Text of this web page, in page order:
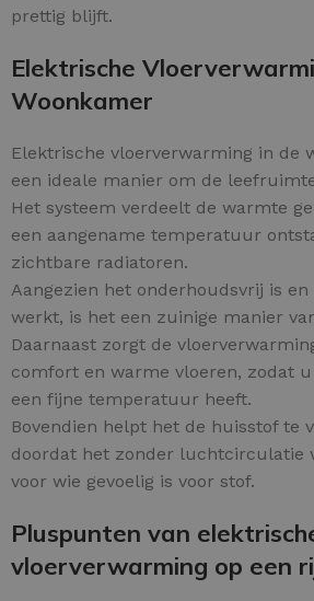
prettig blijft.
Elektrische
Woonkamer
Elektrische vloerverwarming in de
een ideale manier om de
Het systeem verdeelt de warmte
een aangename temperatuur
zichtbare radiatoren.
Aangezien het onderhoudsvrij is
werkt, is het een zuinige manier
Daarnaast zorgt de
comfort en warme vloeren, zodat
een fijne temperatuur heeft.
Bovendien helpt het de huisstof te
doordat het zonder luchtcirculatie
voor wie gevoelig is voor stof.
Pluspunten van
vloerverwarming op een